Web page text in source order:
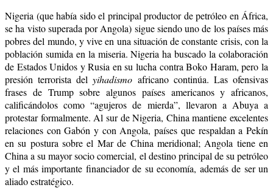
Nigeria (que había sido el principal productor de petróleo en África,
se ha visto superada por Angola) sigue siendo uno de los países más
pobres del mundo, y vive en una situación de constante crisis, con la
población sumida en la miseria. Nigeria ha buscado la colaboración
de Estados Unidos y Rusia en su lucha contra Boko Haram, pero la
presión terrorista delyihadismo africano continúa. Las ofensivas
frases de Trump sobre algunos países americanos y africanos,
calificándolos como “agujeros de mierda”, llevaron a Abuya a
protestar formalmente. Al sur de Nigeria, China mantiene excelentes
relaciones con Gabón y con Angola, países que respaldan a Pekín
en su postura sobre el Mar de China meridional; Angola tiene en
China a su mayor socio comercial, el destino principal de su petróleo
y el más importante financiador de su economía, además de ser un
aliado estratégico.